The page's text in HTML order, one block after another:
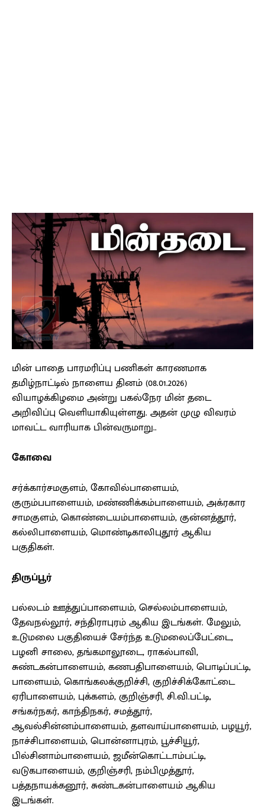
மின் பாதை பாரமரிப்பு பணிகள் காரணமாக
தமிழ்நாட்டில் நாளைய தினம் (08.01.2026)
வியாழக்கிழமை அன்று பகல்நேர மின் தடை
அறிவிப்பு வெளியாகியுள்ளது. அதன் முழு விவரம்
மாவட்ட வாரியாக பின்வருமாறு..
கோவை
சர்க்கார்சமகுளம், கோவில்பாளையம்,
குரும்பபாளையம், மண்ணிக்கம்பாளையம், அக்ரகார
சாமகுளம், கொண்டையம்பாளையம், குன்னத்தூர்,
கல்லிபாளையம், மொண்டிகாலிபுதூர் ஆகிய
பகுதிகள்.
திருப்பூர்
பல்லடம் ஊத்துப்பாளையம், செல்லம்பாளையம்,
தேவநல்லூர், சந்திராபுரம் ஆகிய இடங்கள். மேலும்,
உடுமலை பகுதியைச் சேர்ந்த உடுமலைப்பேட்டை,
பழனி சாலை, தங்கமாலூடை, ராகல்பாவி,
சுண்டகன்பாளையம், கணபதிபாளையம், பொடிப்பட்டி,
பாளையம், கொங்கலக்குறிச்சி, குறிச்சிக்கோட்டை
ஏரிபாளையம், புக்களம், குறிஞ்சரி, சி.வி.பட்டி,
சங்கர்நகர், காந்திநகர், சமத்தூர்,
ஆவல்சின்னம்பாளையம், தளவாய்பாளையம், பழயூர்,
நாச்சிபாளையம், பொன்னாபுரம், பூச்சியூர்,
பில்சினாம்பாளையம், ஜமீன்கொட்டாம்பட்டி,
வடுகபாளையம், குறிஞ்சரி, நம்பிமுத்தூர்,
பத்தநாயக்கனூர், சுண்டகன்பாளையம் ஆகிய
இடங்கள்.